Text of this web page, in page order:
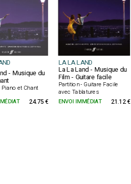
LA LA LAND
- Musique du
Piano et Chant
La La Land - Musique du
Film - Guitare facile
Partition - Guitare Facile
avec Tablatures
24.75 € ENVOI IMMÉDIAT 21.12 €